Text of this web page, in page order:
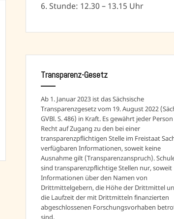
6. Stunde: 12.30 – 13.15 Uhr
Transparenz-Gesetz
Ab 1. Januar 2023 ist das Sächsische
Transparenzgesetz vom 19. August 2022
GVBl. S. 486) in Kraft. Es gewährt jeder
Recht auf Zugang zu den bei einer
transparenzpflichtigen Stelle im Freistaat
verfügbaren Informationen, soweit keine
Ausnahme gilt (Transparenzanspruch).
sind transparenzpflichtige Stellen nur, soweit
Informationen über den Namen von
Drittmittelgebern, die Höhe der Drittmittel
die Laufzeit der mit Drittmitteln finanzierten
abgeschlossenen Forschungsvorhaben
sind.